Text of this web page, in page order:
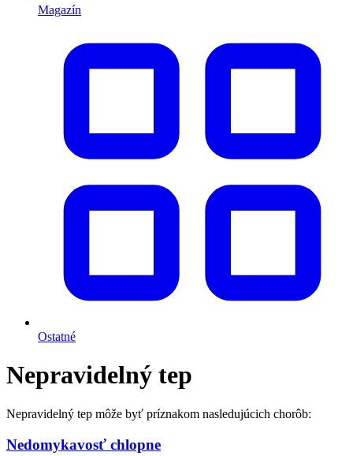
Magazín
Ostatné
Nepravidelný tep
Nepravidelný tep môže byť príznakom nasledujúcich chorôb:
Nedomykavosť chlopne